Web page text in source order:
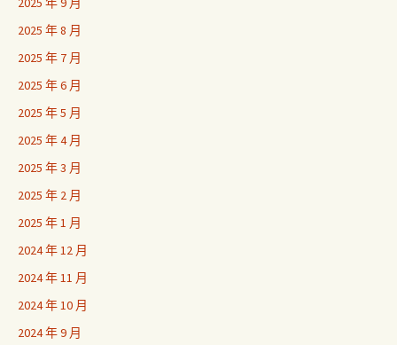
2025 年 8 月
2025 年 7 月
2025 年 6 月
2025 年 5 月
2025 年 4 月
2025 年 3 月
2025 年 2 月
2025 年 1 月
2024 年 12 月
2024 年 11 月
2024 年 10 月
2024 年 9 月